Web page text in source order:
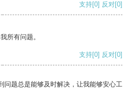
支持[0] 反对[0]
所有问题。
支持[0] 反对[0]
问题总是能够及时解决，让我能够安心工